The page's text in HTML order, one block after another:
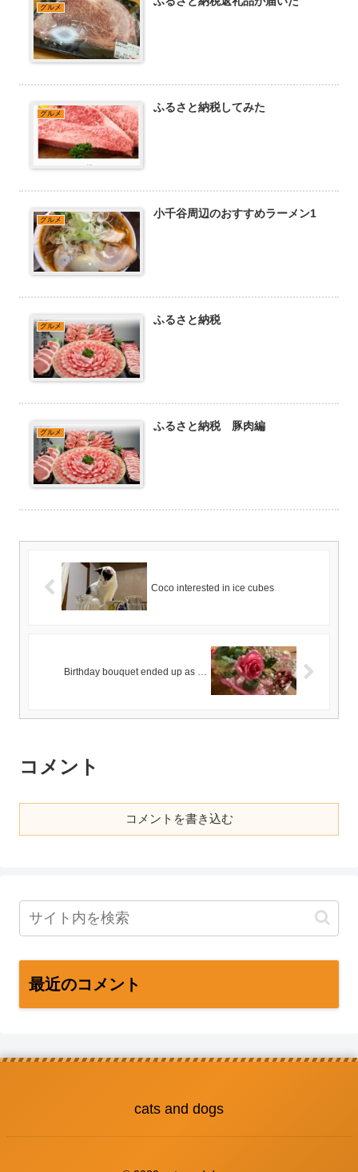
グルメ
グルメ ふるさと納税してみた
グルメ 小千谷周辺のおすすめラーメン1
グルメ ふるさと納税
グルメ ふるさと納税 豚肉編
Coco interested in ice cubes
Birthday bouquet ended up as …
コメント
コメントを書き込む
最近のコメント
cats and dogs